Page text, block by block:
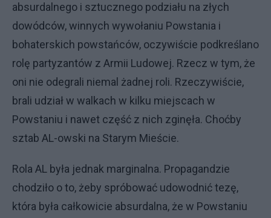
absurdalnego i sztucznego podziału na złych
dowódców, winnych wywołaniu Powstania i
bohaterskich powstańców, oczywiście podkreślano
rolę partyzantów z Armii Ludowej. Rzecz w tym, że
oni nie odegrali niemal żadnej roli. Rzeczywiście,
brali udział w walkach w kilku miejscach w
Powstaniu i nawet część z nich zginęła. Choćby
sztab AL-owski na Starym Mieście.
Rola AL była jednak marginalna. Propagandzie
chodziło o to, żeby spróbować udowodnić tezę,
która była całkowicie absurdalna, że w Powstaniu